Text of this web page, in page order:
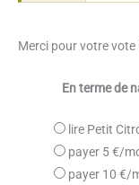
Merci pour votre vote
En terme de
lire Petit
payer 5 €/
payer 10 €/